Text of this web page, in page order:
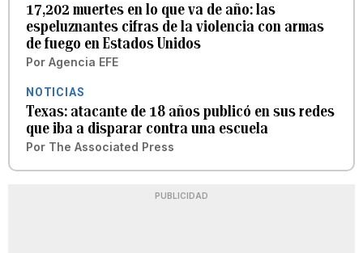
17,202 muertes en lo que va de año: las
espeluznantes cifras de la violencia con armas
de fuego en Estados Unidos
Por Agencia EFE
NOTICIAS
Texas: atacante de 18 años publicó en sus redes
que iba a disparar contra una escuela
Por The Associated Press
PUBLICIDAD